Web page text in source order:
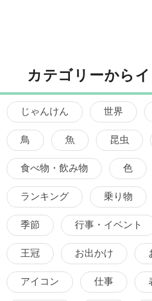
カテゴリーから
じゃんけん 世界
鳥 魚 昆虫
食べ物・飲み物 色
ランキング 乗り物
季節 行事・イベント
王冠 お出かけ
アイコン 仕事